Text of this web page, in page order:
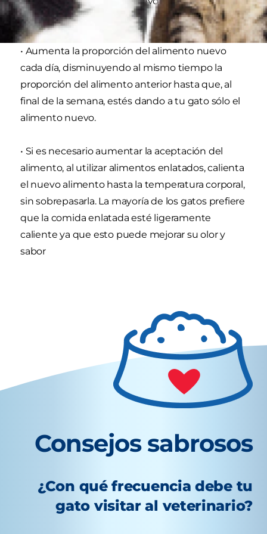
durante 7 días.
• Aumenta la proporción del alimento nuevo
cada día, disminuyendo al mismo tiempo la
proporción del alimento anterior hasta que, al
final de la semana, estés dando a tu gato sólo el
alimento nuevo.
• Si es necesario aumentar la aceptación del
alimento, al utilizar alimentos enlatados, calienta
el nuevo alimento hasta la temperatura corporal,
sin sobrepasarla. La mayoría de los gatos prefiere
que la comida enlatada esté ligeramente
caliente ya que esto puede mejorar su olor y
sabor
Consejos sabrosos
¿Con qué frecuencia debe tu
gato visitar al veterinario?